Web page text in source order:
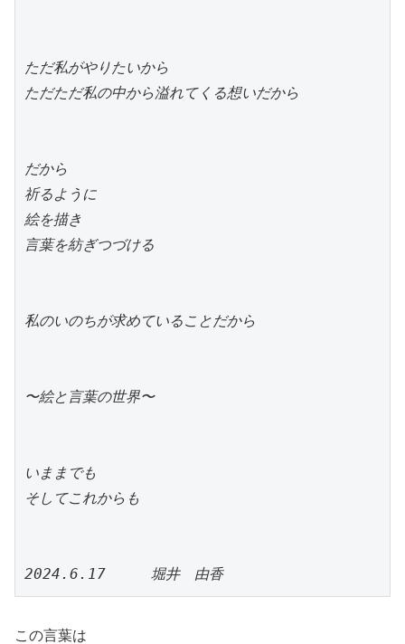
ただ私がやりたいから
ただただ私の中から溢れてくる想いだから
だから
祈るように
絵を描き
言葉を紡ぎつづける
私のいのちが求めていることだから
​〜絵と言葉の世界〜
いままでも
そしてこれからも
2024.6.17     堀井　由香
この言葉は